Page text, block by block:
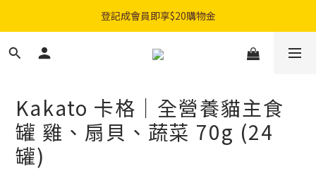
購物滿$300免費順豐智能櫃｜$450免費送貨上門
登記成會員即享$20購物金
購物滿$300免費順豐智能櫃｜$450免費送貨上門
Kakato 卡格｜全營養貓主食
罐 雞、扇貝、蔬菜 70g (24
罐)